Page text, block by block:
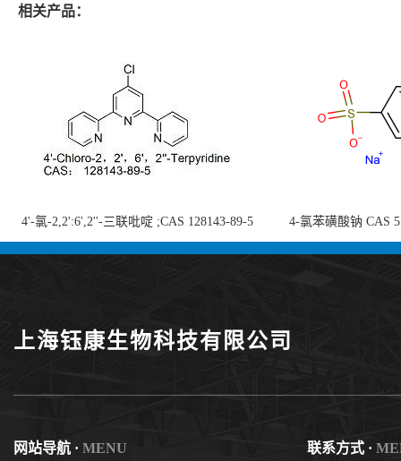
相关产品：
4'-氯-2,2':6',2''-三联吡啶 ;CAS 128143-89-5
;4'-Chloro-2,2':6',2''-terpyridine;4-
4-氯苯磺酸钠 CAS
上海钰康生物科技有限公司
网站导航 · MENU 联系方式 ·